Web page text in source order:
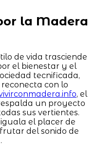
la Madera
de vida trasciende
el bienestar y el
tecnificada,
con lo
, el
un proyecto
sus vertientes.
el placer de
del sonido de